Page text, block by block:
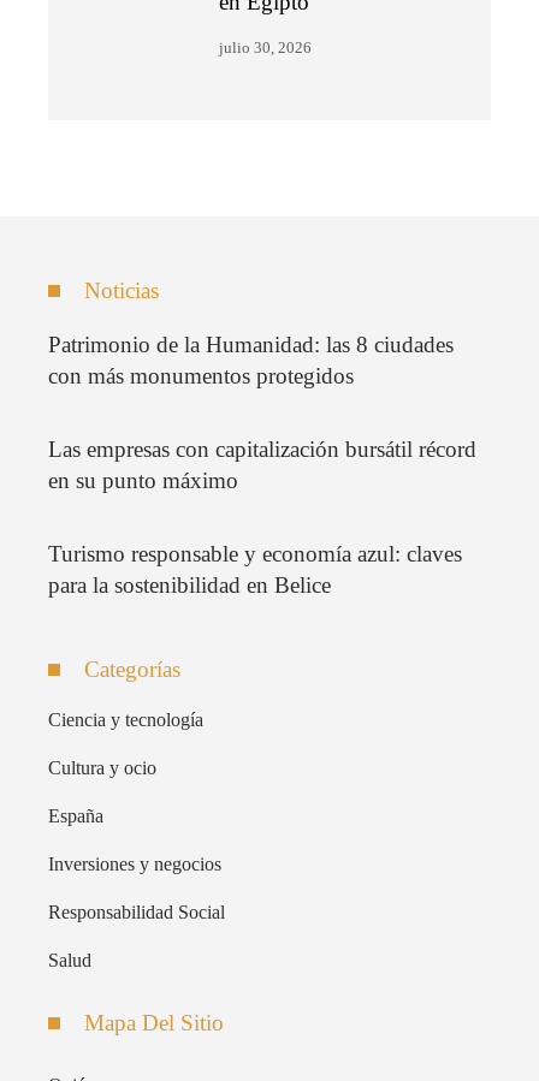
julio 30, 2026
Noticias
Patrimonio de la Humanidad: las 8 ciudades
con más monumentos protegidos
Las empresas con capitalización bursátil récord
en su punto máximo
Turismo responsable y economía azul: claves
para la sostenibilidad en Belice
Categorías
Ciencia y tecnología
Cultura y ocio
España
Inversiones y negocios
Responsabilidad Social
Salud
Mapa Del Sitio